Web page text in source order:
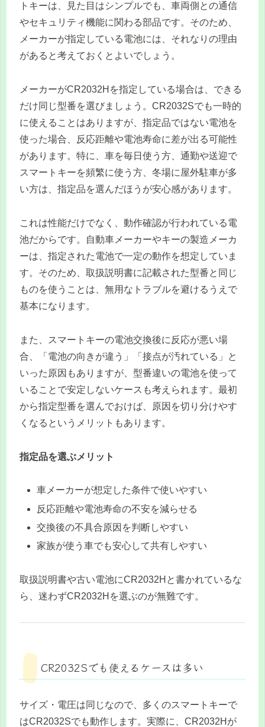
トキーは、見た目はシンプルでも、車両側との通信
やセキュリティ機能に関わる部品です。そのため、
メーカーが指定している電池には、それなりの理由
があると考えておくとよいでしょう。
メーカーがCR2032Hを指定している場合は、できる
だけ同じ型番を選びましょう。CR2032Sでも一時的
に使えることはありますが、指定品ではない電池を
使った場合、反応距離や電池寿命に差が出る可能性
があります。特に、車を毎日使う方、通勤や送迎で
スマートキーを頻繁に使う方、冬場に屋外駐車が多
い方は、指定品を選んだほうが安心感があります。
これは性能だけでなく、動作確認が行われている電
池だからです。自動車メーカーやキーの製造メーカ
ーは、指定された電池で一定の動作を想定していま
す。そのため、取扱説明書に記載された型番と同じ
ものを使うことは、無用なトラブルを避けるうえで
基本になります。
また、スマートキーの電池交換後に反応が悪い場
合、「電池の向きが違う」「接点が汚れている」と
いった原因もありますが、型番違いの電池を使って
いることで安定しないケースも考えられます。最初
から指定型番を選んでおけば、原因を切り分けやす
くなるというメリットもあります。
指定品を選ぶメリット
車メーカーが想定した条件で使いやすい
反応距離や電池寿命の不安を減らせる
交換後の不具合原因を判断しやすい
家族が使う車でも安心して共有しやすい
取扱説明書や古い電池にCR2032Hと書かれているな
ら、迷わずCR2032Hを選ぶのが無難です。
CR2032Sでも使えるケースは多い
サイズ・電圧は同じなので、多くのスマートキーで
はCR2032Sでも動作します。実際に、CR2032Hが